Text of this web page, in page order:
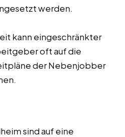
werden.
kann eingeschränkter
oft auf die
der Nebenjobber
sind auf eine